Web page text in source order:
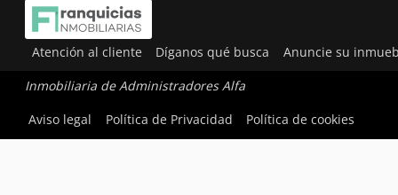
Atención al cliente Díganos qué busca Anuncie su
Inmobiliaria de Administradores Alfa
Aviso legal
Política de Privacidad Política de cookies